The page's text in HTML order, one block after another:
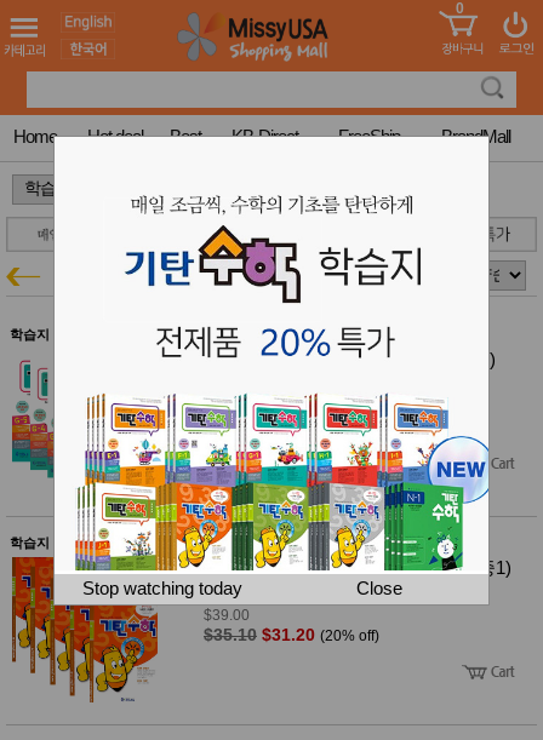
도 어린이
청소년
컬러링
북
한국학
습지
미국학
습지
고
국 송
꽃배송
건 홍삼전
드
건강보
조제품
기능성
건강식
품
Diet/여
성용품
뷰
티
스킨케
어
메이크
업
헤어케
어/염색
바디케
어/향수
장품
MissyShop
Login
0
Home Hot deal Best KB-Direct FreeShip BrandMall
Stop watching today Close
학습지특가
학습지 $50 이상 무료배송
기탄 수학 G단계 세트 (전5권)(초등3)
$39.00
$35.10$31.20 (20% off)
학습지 $50 이상 무료배송
기탄 수학 K단계 세트 (전5권)(예비중1)
기탄 학습지 20% 특가
$39.00
$35.10 $31.20 (20% off)